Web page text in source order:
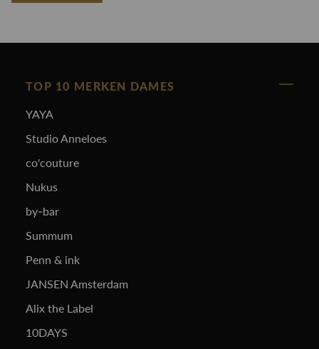
TOP 10 MERKEN DAMES
YAYA
Studio Anneloes
co'couture
Nukus
by-bar
Summum
Penn & ink
JANSEN Amsterdam
Alix the Label
10DAYS